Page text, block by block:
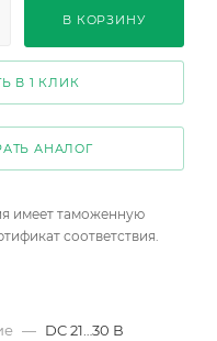
В КОРЗИНУ
В 1 КЛИК
АНАЛОГ
имеет таможенную
соответствия.
— DC 21…30 В